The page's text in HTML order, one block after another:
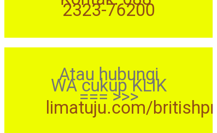
2323-76200
Atau hubungi
WA cukup KLIK
=== >>>
limatuju.com/